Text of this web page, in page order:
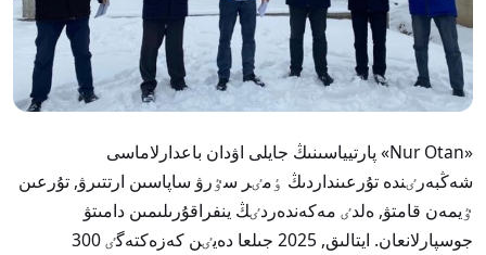
«Nur Otan» پارتيياسىنىڭ جايلى اۋدان باعدارلاماسى
شەڭبەرٸندە تۇرعىنداردىڭ ٶمٸر سٷرۋ ساپاسىن ارتتىرۋ, تۇرعىن
ٷيمەن قامتۋ, ەلدٸ مەكەندەردٸڭ ينفراقۇرىلىمىن دامىتۋ
جوسپارلانعان. ايتالىق, 2025 جىلعا دەيٸن كەزەكتەگٸ 300